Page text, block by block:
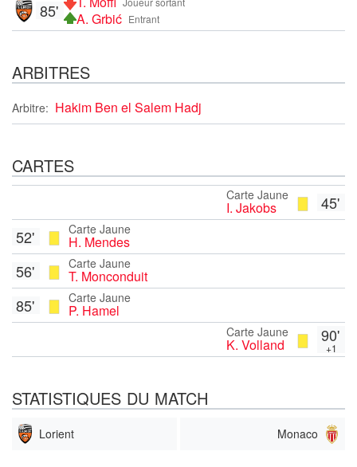
Entrant
A. Grbić
85'
ARBITRES
Arbitre: Hakim Ben el Salem Hadj
CARTES
45'
Carte Jaune
I. Jakobs
Carte Jaune
H. Mendes
52'
Carte Jaune
T. Monconduit
56'
Carte Jaune
P. Hamel
85'
90'
+1
Carte Jaune
K. Volland
STATISTIQUES DU MATCH
Lorient Monaco